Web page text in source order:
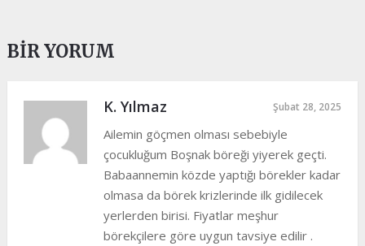
BIR YORUM
K. Yılmaz Şubat 28, 2025
Ailemin göçmen olması sebebiyle
çocukluğum Boşnak böreği yiyerek geçti.
Babaannemin közde yaptığı börekler kadar
olmasa da börek krizlerinde ilk gidilecek
yerlerden birisi. Fiyatlar meşhur
börekçilere göre uygun tavsiye edilir .